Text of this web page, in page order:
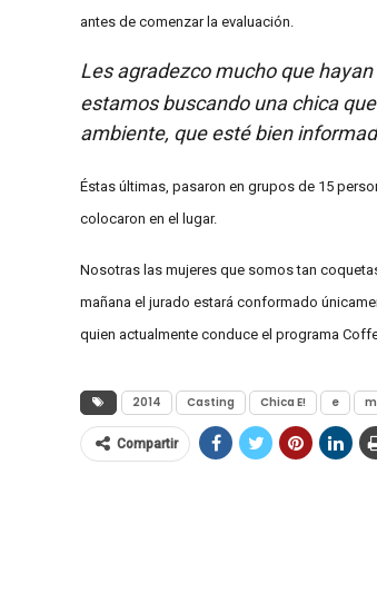
antes de comenzar la evaluación.
Les agradezco mucho que
estamos buscando una chica
ambiente, que esté bien
Éstas últimas, pasaron en grupos de 15
colocaron en el lugar.
Nosotras las mujeres que somos tan
mañana el jurado estará conformado
quien actualmente conduce el programa
2014 Casting Chica E! e
Compartir